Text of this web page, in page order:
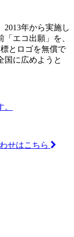
年から実施し
エコ出願」を、
とロゴを無償で
国に広めようと
せはこちら